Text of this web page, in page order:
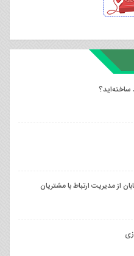
ساخته‌اید؟
از مدیریت ارتباط با مشتریان